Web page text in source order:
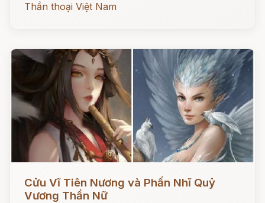
Thần thoại Việt Nam
Cửu Vĩ Tiên Nương và Phấn Nhĩ Quỷ
Vương Thần Nữ